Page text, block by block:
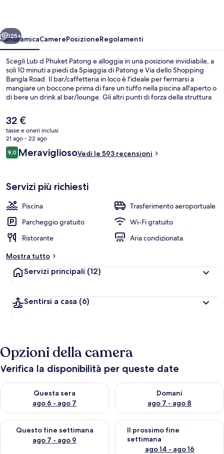
Avanti
125+
PanoramicaCamerePosizioneRegolamenti
Scegli Lub d Phuket Patong e alloggia in una posizione invidiabile, a
soli 10 minuti a piedi da Spiaggia di Patong e Via dello Shopping
Bangla Road. Il bar/caffetteria in loco è l'ideale per fermarsi a
mangiare un boccone prima di fare un tuffo nella piscina all'aperto o
di bere un drink al bar/lounge. Gli altri punti di forza della struttura
Il
prezzo
attuale
è
32 €
32 €
tasse e oneri inclusi
21 ago - 22 ago
Recensioni
9,09,0 su 10
MeravigliosoVedi le 593 recensioni
Servizi più richiesti
Piscina
Trasferimento aeroportuale
Parcheggio gratuito
Wi-Fi gratuito
Ristorante
Aria condizionata
Mostra tutto
Servizi principali (12)
Sentirsi a casa (6)
Opzioni della camera
Verifica la disponibilità per queste date
Questa sera
ago 6 - ago 7
Verifica la disponibilità per questa sera, ago 6 - ago 7
Domani
ago 7 - ago 8
Verifica la disponibilità per
Questo fine settimana
ago 7 - ago 9
Verifica la disponibilità per questo fine settimana, ago 7 - ago
Il prossimo fine
settimana
ago 14 - ago 16
Verifica la disponibilità per il